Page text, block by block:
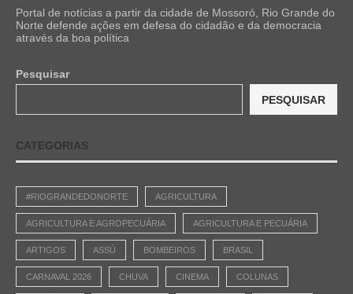
Portal de notícias a partir da cidade de Mossoró, Rio Grande do
Norte defende ações em defesa do cidadão e da democracia
através da boa política
Pesquisar
PESQUISAR
CATEGORIAS
#RIOGRANDEDONORTE AGRICULTURA
AGRICULTURA E AGROPECUÁRIA AGRICULTURA E PECUÁRIA
ARTIGOS ASSÚ BOMBEIROS BRASIL
CARNAVAL 2026 CHUVA CINEMA COLUNAS